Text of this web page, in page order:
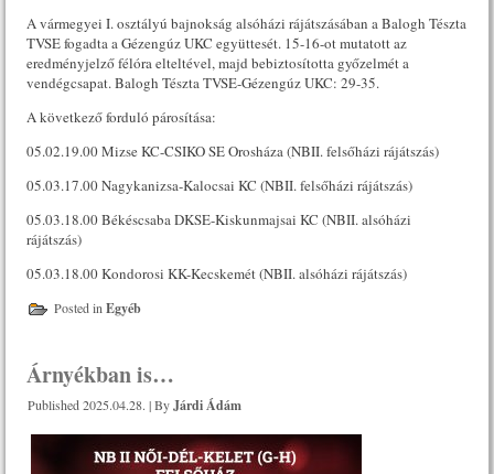
A vármegyei I. osztályú bajnokság alsóházi rájátszásában a Balogh Tészta
TVSE fogadta a Gézengúz UKC együttesét. 15-16-ot mutatott az
eredményjelző félóra elteltével, majd bebiztosította győzelmét a
vendégcsapat. Balogh Tészta TVSE-Gézengúz UKC: 29-35.
A következő forduló párosítása:
05.02.19.00 Mizse KC-CSIKO SE Orosháza (NBII. felsőházi rájátszás)
05.03.17.00 Nagykanizsa-Kalocsai KC (NBII. felsőházi rájátszás)
05.03.18.00 Békéscsaba DKSE-Kiskunmajsai KC (NBII. alsóházi
rájátszás)
05.03.18.00 Kondorosi KK-Kecskemét (NBII. alsóházi rájátszás)
Posted in Egyéb
Árnyékban is…
Published 2025.04.28. |By Járdi Ádám